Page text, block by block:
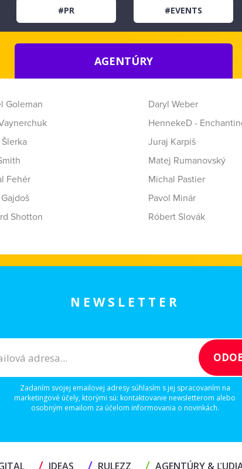
#PR #EVENTS
AGENTÚRY
Goleman Daryl Weber
HennekeD -
Juraj Karpiš
Matej Rumanovský
Fehér Michal Pastier
Pavol Minár
Shotton Róbert Slovák
NEWSLETTER
Zadaním svojej emailovej adresy súhlasím s jej spracovaním na
marketingové účely, ktorými sú: kontaktovanie newsletterom alebo
osobným emailom za účelom informovania o novinkách.
/ IDEAS / RULEZZ / AGENTÚRY &